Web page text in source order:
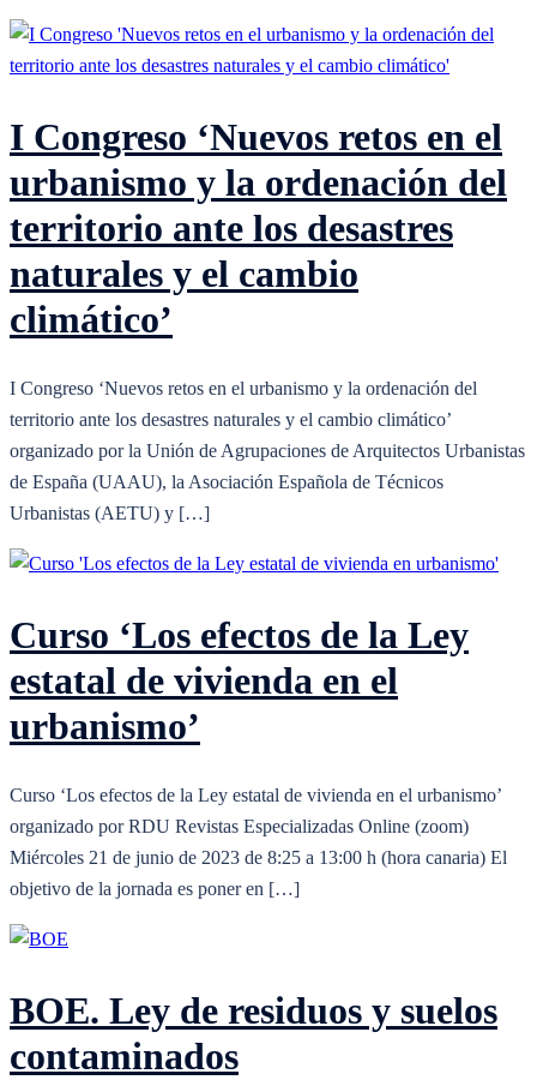
I Congreso ‘Nuevos retos en el
urbanismo y la ordenación del
territorio ante los desastres
naturales y el cambio
climático’
I Congreso ‘Nuevos retos en el urbanismo y la ordenación del
territorio ante los desastres naturales y el cambio climático’
organizado por la Unión de Agrupaciones de Arquitectos Urbanistas
de España (UAAU), la Asociación Española de Técnicos
Urbanistas (AETU) y […]
Curso ‘Los efectos de la Ley
estatal de vivienda en el
urbanismo’
Curso ‘Los efectos de la Ley estatal de vivienda en el urbanismo’
organizado por RDU Revistas Especializadas Online (zoom)
Miércoles 21 de junio de 2023 de 8:25 a 13:00 h (hora canaria) El
objetivo de la jornada es poner en […]
BOE. Ley de residuos y suelos
contaminados